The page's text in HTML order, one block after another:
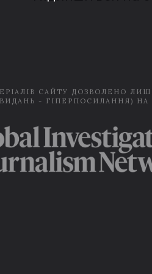
САЙТУ ДОЗВОЛЕНО
- ГІПЕРПОСИЛАННЯ) НА